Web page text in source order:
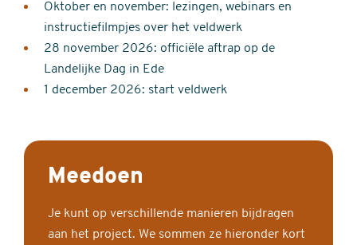
Oktober en november: lezingen, webinars en
instructiefilmpjes over het veldwerk
28 november 2026: officiële aftrap op de
Landelijke Dag in Ede
1 december 2026: start veldwerk
Meedoen
Je kunt op verschillende manieren bijdragen
aan het project. We sommen ze hieronder kort